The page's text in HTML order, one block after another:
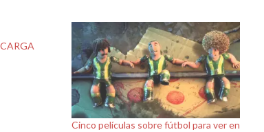
Cinco películas sobre fútbol para ver en